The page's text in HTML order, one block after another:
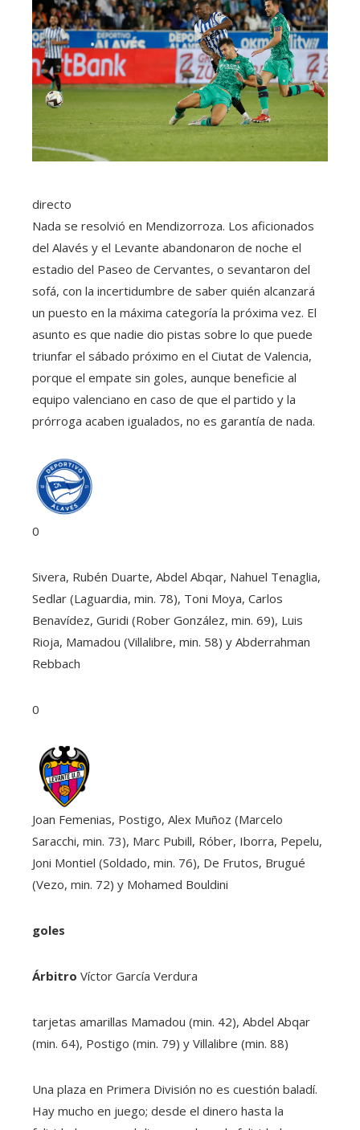
directo
Nada se resolvió en Mendizorroza. Los aficionados
del Alavés y el Levante abandonaron de noche el
estadio del Paseo de Cervantes, o sevantaron del
sofá, con la incertidumbre de saber quién alcanzará
un puesto en la máxima categoría la próxima vez. El
asunto es que nadie dio pistas sobre lo que puede
triunfar el sábado próximo en el Ciutat de Valencia,
porque el empate sin goles, aunque beneficie al
equipo valenciano en caso de que el partido y la
prórroga acaben igualados, no es garantía de nada.
0
Sivera, Rubén Duarte, Abdel Abqar, Nahuel Tenaglia,
Sedlar (Laguardia, min. 78), Toni Moya, Carlos
Benavídez, Guridi (Rober González, min. 69), Luis
Rioja, Mamadou (Villalibre, min. 58) y Abderrahman
Rebbach
0
Joan Femenias, Postigo, Alex Muñoz (Marcelo
Saracchi, min. 73), Marc Pubill, Róber, Iborra, Pepelu,
Joni Montiel (Soldado, min. 76), De Frutos, Brugué
(Vezo, min. 72) y Mohamed Bouldini
goles
Árbitro Víctor García Verdura
tarjetas amarillas Mamadou (min. 42), Abdel Abqar
(min. 64), Postigo (min. 79) y Villalibre (min. 88)
Una plaza en Primera División no es cuestión baladí.
Hay mucho en juego; desde el dinero hasta la